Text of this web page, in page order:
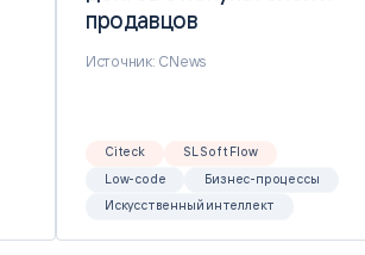
продавцов
продавцов
Источник: CNews
Citeck
SL Soft Flow
Low-code
Бизнес-процессы
Искусственный интеллект